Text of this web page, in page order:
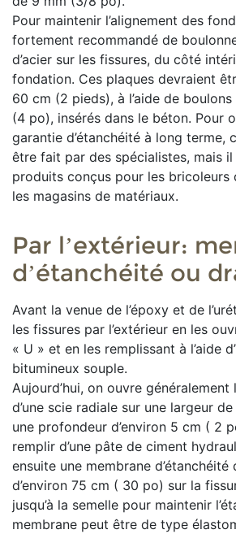
Pour maintenir l’alignement des
fortement recommandé de
d’acier sur les fissures, du côté
fondation. Ces plaques devraient
60 cm (2 pieds), à l’aide de boulons
(4 po), insérés dans le béton. Pour
garantie d’étanchéité à long terme,
être fait par des spécialistes, mais
produits conçus pour les bricoleurs
les magasins de matériaux.
Par l’extérieur:
d’étanchéité ou
Avant la venue de l’époxy et de
les fissures par l’extérieur en les
« U » et en les remplissant à l’aide
bitumineux souple.
Aujourd’hui, on ouvre généralement
d’une scie radiale sur une largeur
une profondeur d’environ 5 cm ( 2
remplir d’une pâte de ciment
ensuite une membrane d’étanchéité
d’environ 75 cm ( 30 po) sur la
jusqu’à la semelle pour maintenir
membrane peut être de type